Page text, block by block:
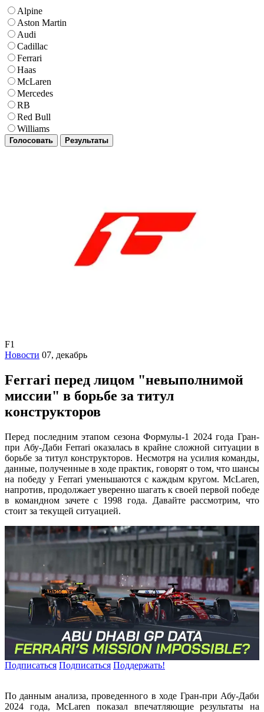
Alpine
Aston Martin
Audi
Cadillac
Ferrari
Haas
McLaren
Mercedes
RB
Red Bull
Williams
Голосовать Результаты
F1
Новости 07, декабрь
Ferrari перед лицом "невыполнимой
миссии" в борьбе за титул
конструкторов
Перед последним этапом сезона Формулы-1 2024 года Гран-
при Абу-Даби Ferrari оказалась в крайне сложной ситуации в
борьбе за титул конструкторов. Несмотря на усилия команды,
данные, полученные в ходе практик, говорят о том, что шансы
на победу у Ferrari уменьшаются с каждым кругом. McLaren,
напротив, продолжает уверенно шагать к своей первой победе
в командном зачете с 1998 года. Давайте рассмотрим, что
стоит за текущей ситуацией.
Подписаться Подписаться Поддержать!
По данным анализа, проведенного в ходе Гран-при Абу-Даби
2024 года, McLaren показал впечатляющие результаты на